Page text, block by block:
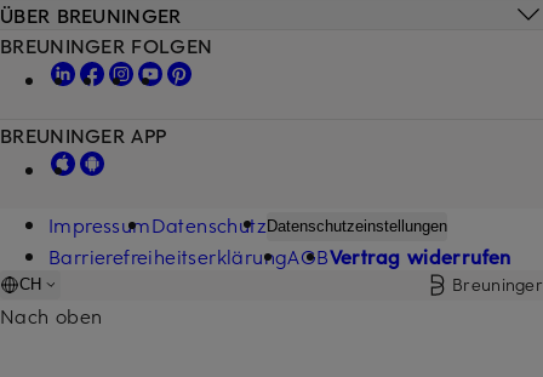
ÜBER BREUNINGER
BREUNINGER FOLGEN
BREUNINGER APP
ImpressumDatenschutz Datenschutzeinstellungen
BarrierefreiheitserklärungAGBVertrag widerrufen
CH Breuninger
Nach oben